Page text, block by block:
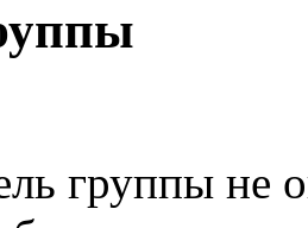
группы не